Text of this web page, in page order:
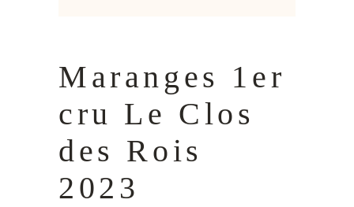
Maranges 1er
cru Le Clos
des Rois
2023